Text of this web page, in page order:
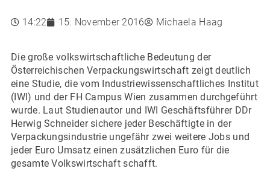
14:22 15. November 2016 Michaela Haag
Die große volkswirtschaftliche Bedeutung der
Österreichischen Verpackungswirtschaft zeigt deutlich
eine Studie, die vom Industriewissenschaftliches Institut
(IWI) und der FH Campus Wien zusammen durchgeführt
wurde. Laut Studienautor und IWI Geschäftsführer DDr
Herwig Schneider sichere jeder Beschäftigte in der
Verpackungsindustrie ungefähr zwei weitere Jobs und
jeder Euro Umsatz einen zusätzlichen Euro für die
gesamte Volkswirtschaft schafft.